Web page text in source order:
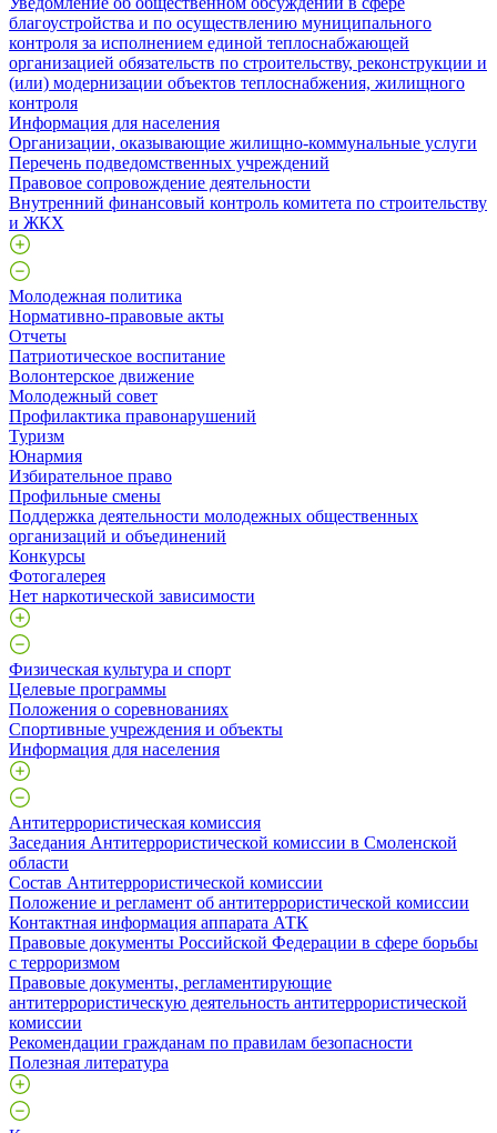
благоустройства и по осуществлению муниципального
контроля за исполнением единой теплоснабжающей
организацией обязательств по строительству, реконструкции и
(или) модернизации объектов теплоснабжения, жилищного
контроля
Информация для населения
Организации, оказывающие жилищно-коммунальные услуги
Перечень подведомственных учреждений
Правовое сопровождение деятельности
Внутренний финансовый контроль комитета по строительству
и ЖКХ
Молодежная политика
Нормативно-правовые акты
Отчеты
Патриотическое воспитание
Волонтерское движение
Молодежный совет
Профилактика правонарушений
Туризм
Юнармия
Избирательное право
Профильные смены
Поддержка деятельности молодежных общественных
организаций и объединений
Конкурсы
Фотогалерея
Нет наркотической зависимости
Физическая культура и спорт
Целевые программы
Положения о соревнованиях
Спортивные учреждения и объекты
Информация для населения
Антитеррористическая комиссия
Заседания Антитеррористической комиссии в Смоленской
области
Состав Антитеррористической комиссии
Положение и регламент об антитеррористической комиссии
Контактная информация аппарата АТК
Правовые документы Российской Федерации в сфере борьбы
с терроризмом
Правовые документы, регламентирующие
антитеррористическую деятельность антитеррористической
комиссии
Рекомендации гражданам по правилам безопасности
Полезная литература